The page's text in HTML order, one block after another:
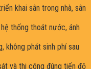
khai sân trong nhà, sân
thống thoát nước, ánh
không phát sinh phí sau
và thi công đúng tiến độ